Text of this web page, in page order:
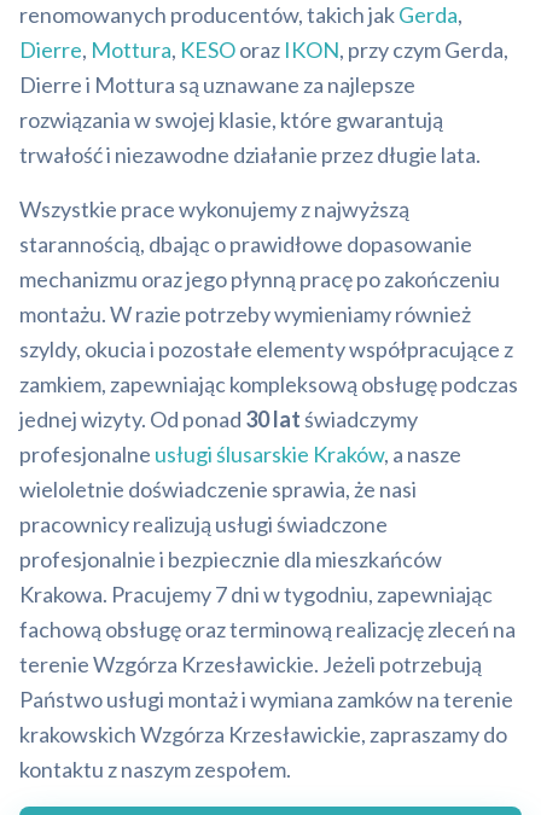
renomowanych producentów, takich jakGerda,
Dierre, Mottura, KESOoraz IKON, przy czym Gerda,
Dierre i Mottura są uznawane za najlepsze
rozwiązania w swojej klasie, które gwarantują
trwałość i niezawodne działanie przez długie lata.
Wszystkie prace wykonujemy z najwyższą
starannością, dbając o prawidłowe dopasowanie
mechanizmu oraz jego płynną pracę po zakończeniu
montażu. W razie potrzeby wymieniamy również
szyldy, okucia i pozostałe elementy współpracujące z
zamkiem, zapewniając kompleksową obsługę podczas
jednej wizyty. Od ponad 30 latświadczymy
profesjonalne usługi ślusarskie Kraków, a nasze
wieloletnie doświadczenie sprawia, że nasi
pracownicy realizują usługi świadczone
profesjonalnie i bezpiecznie dla mieszkańców
Krakowa. Pracujemy 7 dni w tygodniu, zapewniając
fachową obsługę oraz terminową realizację zleceń na
terenie Wzgórza Krzesławickie. Jeżeli potrzebują
Państwo usługi montaż i wymiana zamków na terenie
krakowskich Wzgórza Krzesławickie, zapraszamy do
kontaktu z naszym zespołem.